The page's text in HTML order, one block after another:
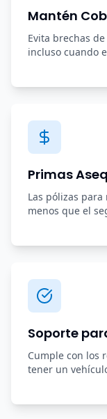
Mantén
Evita brechas
incluso cuando
Primas
Las pólizas
menos que el
Soporte
Cumple con los
tener un